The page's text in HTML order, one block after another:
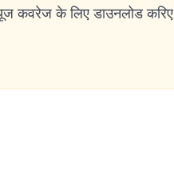
कवरेज के लिए डाउनलोड करिए